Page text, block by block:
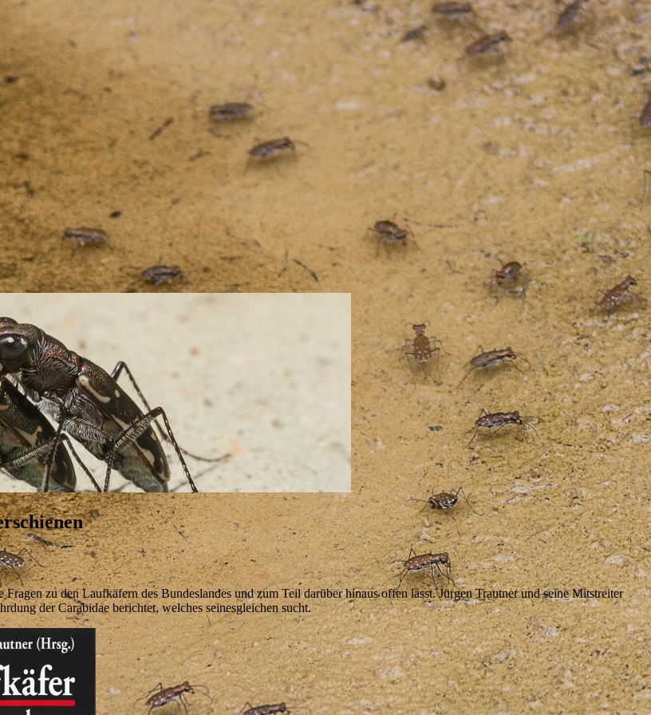
zu den Laufkäfern des Bundeslandes und zum Teil darüber hinaus offen lässt. Jürgen Trautner und seine Mitstreiter
der Carabidae berichtet, welches seinesgleichen sucht.